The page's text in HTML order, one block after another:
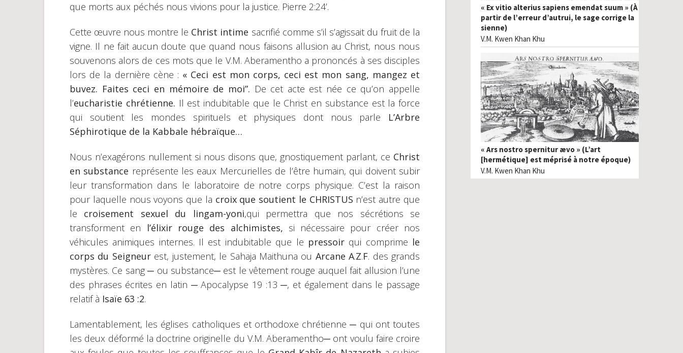
que morts aux péchés nous vivions pour la justice. Pierre 2:24’.
Cette œuvre nous montre le Christ intime sacrifié comme s’il s’agissait du fruit de la
vigne. Il ne fait aucun doute que quand nous faisons allusion au Christ, nous nous
souvenons alors de ces mots que le V.M. Aberamentho a prononcés à ses disciples
lors de la dernière cène : « Ceci est mon corps, ceci est mon sang, mangez et
buvez. Faites ceci en mémoire de moi”. De cet acte est née ce qu’on appelle
l’eucharistie chrétienne. Il est indubitable que le Christ en substance est la force
qui soutient les mondes spirituels et physiques dont nous parle L’Arbre
Séphirotique de la Kabbale hébraïque…
Nous n’exagérons nullement si nous disons que, gnostiquement parlant, ce Christ
en substance représente les eaux Mercurielles de l’être humain, qui doivent subir
leur transformation dans le laboratoire de notre corps physique. C’est la raison
pour laquelle nous voyons que la croix que soutient le CHRISTUS n’est autre que
le croisement sexuel du lingam-yoni,qui permettra que nos sécrétions se
transforment en l’élixir rouge des alchimistes, si nécessaire pour créer nos
véhicules animiques internes. Il est indubitable que le pressoir qui comprime le
corps du Seigneur est, justement, le Sahaja Maithuna ou Arcane A.Z.F. des grands
mystères. Ce sang ─ ou substance─ est le vêtement rouge auquel fait allusion l’une
des phrases écrites en latin ─ Apocalypse 19 :13 ─, et également dans le passage
relatif à Isaïe 63 :2.
Lamentablement, les églises catholiques et orthodoxe chrétienne ─ qui ont toutes
les deux déformé la doctrine originelle du V.M. Aberamentho─ ont voulu faire croire
« Ex vitio alterius sapiens emendat suum » (À
partir de l’erreur d’autrui, le sage corrige la
sienne)
V.M. Kwen Khan Khu
« Ars nostro spernitur ævo » (L’art
[hermétique] est méprisé à notre époque)
V.M. Kwen Khan Khu